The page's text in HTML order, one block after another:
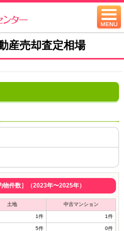
産売却査定相場
件数］（2023年〜2025年）
土地 中古マンション
1件 1件
5件 0件